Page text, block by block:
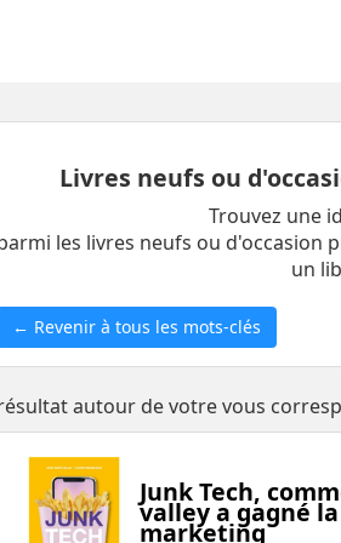
Livres neufs ou
Trouvez une
les livres neufs ou d'occasion
un
← Revenir à tous les mots-clés
autour de votre vous
Junk Tech,
valley a gagné
marketing